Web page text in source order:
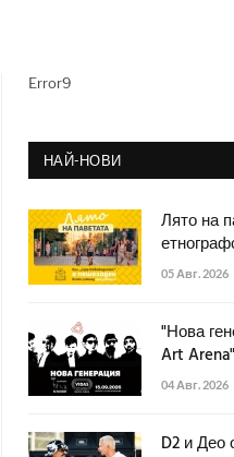
Error9
НАЙ-НОВИ
Лято на
05 Авг. 2026
"Нова
Art
04 Авг. 2026
D2 и Део